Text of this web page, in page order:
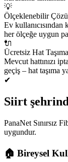
💡
Ölçeklenebilir
Ev
her ölçeğe uygun
🔌
Ücretsiz Hat Taşıma
Mevcut hattınızı
geçiş – hat taşıma
✔
Siirt
PanaNet Sınırsız
uygundur.
🏠 Bireysel